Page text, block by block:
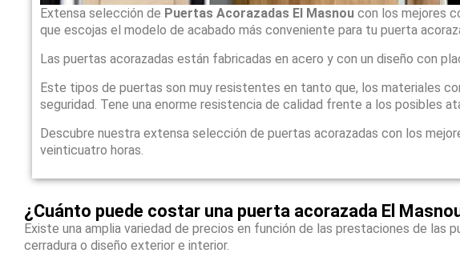
Extensa selección de Puertas Acorazadas El Masnoucon los mejores
que escojas el modelo de acabado más conveniente para tu puerta
Las puertas acorazadas están fabricadas en acero y con un diseño con
Este tipos de puertas son muy resistentes en tanto que, los materiales
seguridad. Tene una enorme resistencia de calidad frente a los posibles
Descubre nuestra extensa selección de puertas acorazadas con los
veinticuatro horas.
¿Cuánto puede costar una puerta acorazada El
Existe una amplia variedad de precios en función de las prestaciones de las
cerradura o diseño exterior e interior.